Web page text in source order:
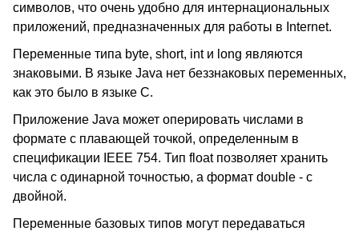
символов, что очень удобно для интернациональных
приложений, предназначенных для работы в Internet.
Переменные типа byte, short, int и long являются
знаковыми. В языке Java нет беззнаковых переменных,
как это было в языке С.
Приложение Java может оперировать числами в
формате с плавающей точкой, определенным в
спецификации IEEE 754. Тип float позволяет хранить
числа с одинарной точностью, а формат double - с
двойной.
Переменные базовых типов могут передаваться